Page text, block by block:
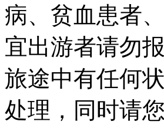
病、贫血患者
宜出游者请勿报
旅途中有任何
处理，同时请